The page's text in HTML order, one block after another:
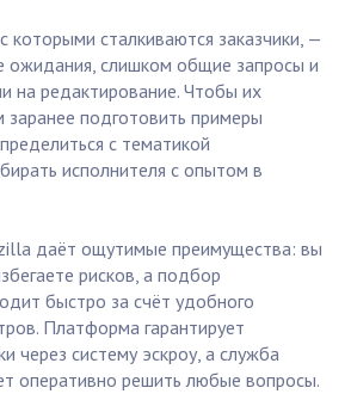
которыми сталкиваются заказчики, —
ожидания, слишком общие запросы и
на редактирование. Чтобы их
заранее подготовить примеры
с тематикой
исполнителя с опытом в
даёт ощутимые преимущества: вы
рисков, а подбор
быстро за счёт удобного
Платформа гарантирует
через систему эскроу, а служба
оперативно решить любые вопросы.